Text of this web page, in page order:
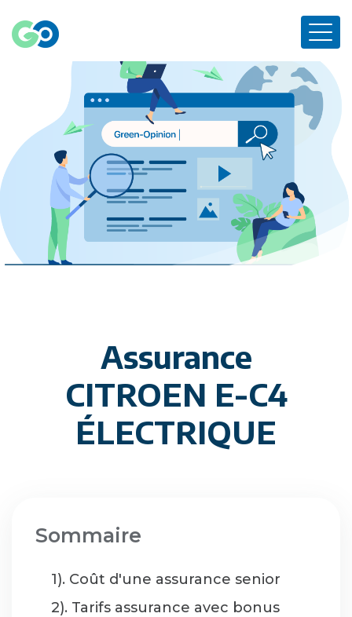
Assurance
CITROEN E-C4
ÉLECTRIQUE
Sommaire
1). Coût d'une assurance senior
2). Tarifs assurance avec bonus